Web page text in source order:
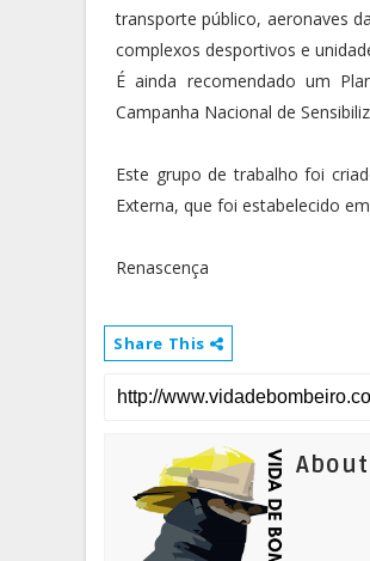
transporte público, aeronaves
complexos desportivos e
É ainda recomendado um
Campanha Nacional de
Este grupo de trabalho foi
Externa, que foi estabelecido
Renascença
Share This